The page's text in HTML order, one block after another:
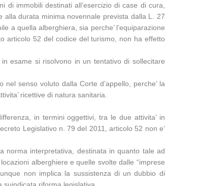
immobili destinati all’esercizio di case di cura,
alla durata minima novennale prevista dalla L. 27
a quella alberghiera, sia perche’ l’equiparazione
articolo 52 del codice del turismo, non ha effetto
esame si risolvono in un tentativo di sollecitare
senso voluto dalla Corte d’appello, perche’ la
ricettive di natura sanitaria.
in termini oggettivi, tra le due attivita’ in
Legislativo n. 79 del 2011, articolo 52 non e’
norma interpretativa, destinata in quanto tale ad
alberghiere e quelle svolte dalle “imprese
non implica la sussistenza di un dubbio di
riforma legislativa.